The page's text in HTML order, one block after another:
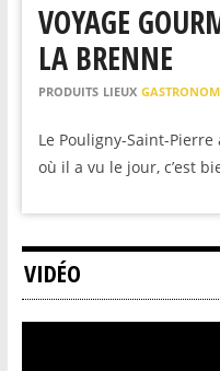
VOYAGE
LA BRENNE
PRODUITS LIEUX
Le Pouligny-Saint-
où il a vu le jour, c’est
VIDÉO